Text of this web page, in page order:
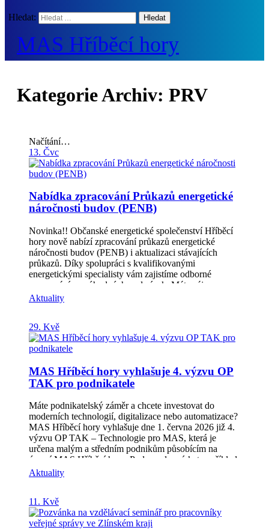
Hledat:
MAS Hříběcí hory
Kategorie Archiv: PRV
Načítání…
13. Čvc
Nabídka zpracování Průkazů energetické
náročnosti budov (PENB)
Novinka!! Občanské energetické společenství Hříběcí
hory nově nabízí zpracování průkazů energetické
náročnosti budov (PENB) i aktualizaci stávajících
průkazů. Díky spolupráci s kvalifikovanými
energetickými specialisty vám zajistíme odborné
zpracování za výhodných podmínek. Máte zájem o
vypracování nebo aktualizaci PENB? Napište nám a
rádi vám připravíme individuální cenovou nabídku
– rádi vám poradíme. Více info na:
marcela.kubickova@hribecihory.cz nebo
info@oeshribecihory.cz
Aktuality
29. Kvě
MAS Hříběcí hory vyhlašuje 4. výzvu OP
TAK pro podnikatele
Máte podnikatelský záměr a chcete investovat do
moderních technologií, digitalizace nebo automatizace?
MAS Hříběcí hory vyhlašuje dne 1. června 2026 již 4.
výzvu OP TAK – Technologie pro MAS, která je
určena malým a středním podnikům působícím na
území MAS Hříběcí hory. Podporu lze získat například
na pořízení nových výrobních strojů a technologických
zařízení, digitalizaci procesů, automatizaci výroby,
nebo vybavení automatizovaných a modulárních
prodejen. Míra podpory činí až 50 % způsobilých
výdajů. Příjem projektových záměrů bude probíhat od
Aktuality
11. Kvě